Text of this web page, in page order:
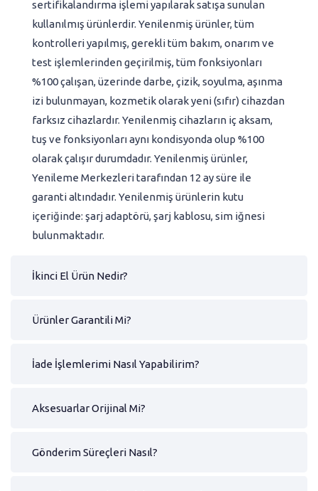
sertifikalandırma işlemi yapılarak satışa sunulan
kullanılmış ürünlerdir. Yenilenmiş ürünler, tüm
kontrolleri yapılmış, gerekli tüm bakım, onarım ve
test işlemlerinden geçirilmiş, tüm fonksiyonları
%100 çalışan, üzerinde darbe, çizik, soyulma, aşınma
izi bulunmayan, kozmetik olarak yeni (sıfır) cihazdan
farksız cihazlardır. Yenilenmiş cihazların iç aksam,
tuş ve fonksiyonları aynı kondisyonda olup %100
olarak çalışır durumdadır. Yenilenmiş ürünler,
Yenileme Merkezleri tarafından 12 ay süre ile
garanti altındadır. Yenilenmiş ürünlerin kutu
içeriğinde: şarj adaptörü, şarj kablosu, sim iğnesi
bulunmaktadır.
İkinci El Ürün Nedir?
Ürünler Garantili Mi?
İade İşlemlerimi Nasıl Yapabilirim?
Aksesuarlar Orijinal Mi?
Gönderim Süreçleri Nasıl?